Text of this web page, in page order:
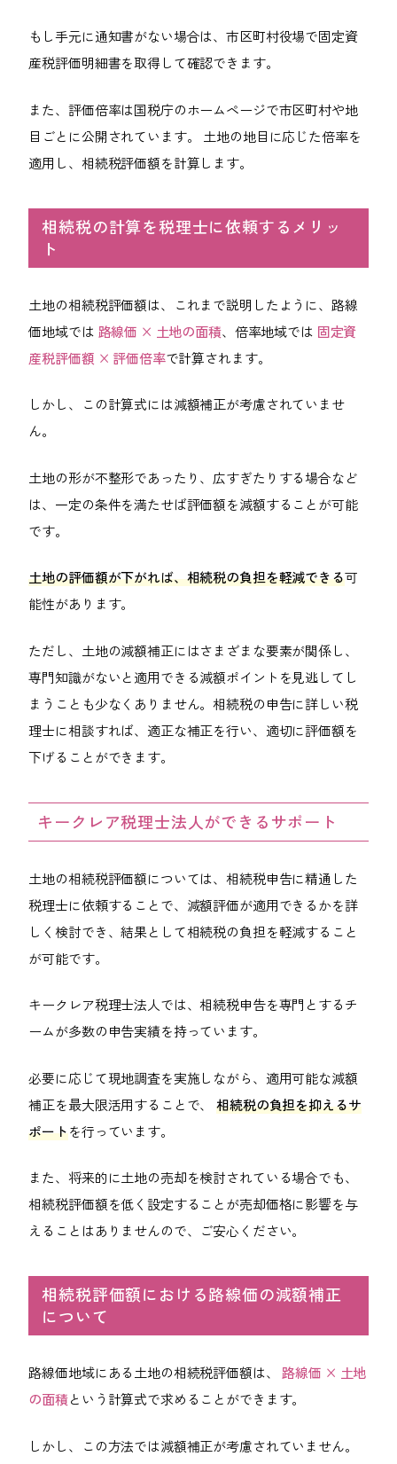
もし手元に通知書がない場合は、市区町村役場で固定資
産税評価明細書を取得して確認できます。
また、評価倍率は国税庁のホームページで市区町村や地
目ごとに公開されています。 土地の地目に応じた倍率を
適用し、相続税評価額を計算します。
相続税の計算を税理士に依頼するメリッ
ト
土地の相続税評価額は、これまで説明したように、路線
価地域では 路線価 × 土地の面積、倍率地域では 固定資
産税評価額 × 評価倍率で計算されます。
しかし、この計算式には減額補正が考慮されていませ
ん。
土地の形が不整形であったり、広すぎたりする場合など
は、一定の条件を満たせば評価額を減額することが可能
です。
土地の評価額が下がれば、相続税の負担を軽減できる可
能性があります。
ただし、土地の減額補正にはさまざまな要素が関係し、
専門知識がないと適用できる減額ポイントを見逃してし
まうことも少なくありません。相続税の申告に詳しい税
理士に相談すれば、適正な補正を行い、適切に評価額を
下げることができます。
キークレア税理士法人ができるサポート
土地の相続税評価額については、相続税申告に精通した
税理士に依頼することで、減額評価が適用できるかを詳
しく検討でき、結果として相続税の負担を軽減すること
が可能です。
キークレア税理士法人では、相続税申告を専門とするチ
ームが多数の申告実績を持っています。
必要に応じて現地調査を実施しながら、適用可能な減額
補正を最大限活用することで、相続税の負担を抑えるサ
ポートを行っています。
また、将来的に土地の売却を検討されている場合でも、
相続税評価額を低く設定することが売却価格に影響を与
えることはありませんので、ご安心ください。
相続税評価額における路線価の減額補正
について
路線価地域にある土地の相続税評価額は、 路線価 × 土地
の面積という計算式で求めることができます。
しかし、この方法では減額補正が考慮されていません。